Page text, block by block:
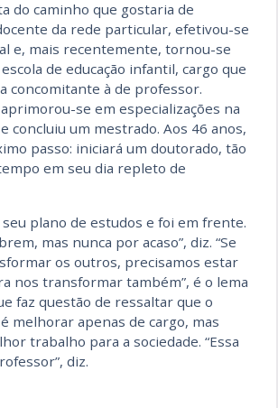
do caminho que gostaria de
da rede particular, efetivou-se
e, mais recentemente, tornou-se
de educação infantil, cargo que
concomitante à de professor.
se em especializações na
concluiu um mestrado. Aos 46 anos,
passo: iniciará um doutorado, tão
em seu dia repleto de
plano de estudos e foi em frente.
mas nunca por acaso”, diz. “Se
os outros, precisamos estar
nos transformar também”, é o lema
faz questão de ressaltar que o
melhorar apenas de cargo, mas
trabalho para a sociedade. “Essa
diz.